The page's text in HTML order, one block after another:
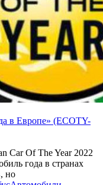
в Европе» (ECOTY-
Car Of The Year 2022
года в странах
но